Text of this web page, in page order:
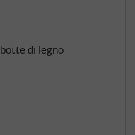
cura dei
più
di Slavonia
di legno